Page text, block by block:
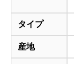
タイプ
産地